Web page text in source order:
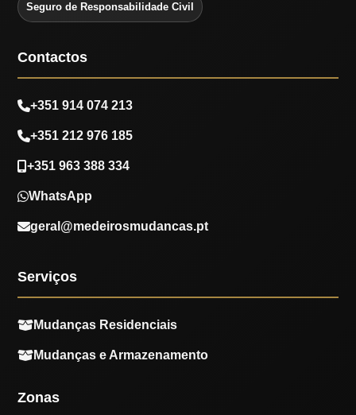
Seguro de Responsabilidade Civil
Contactos
+351 914 074 213
+351 212 976 185
+351 963 388 334
WhatsApp
geral@medeirosmudancas.pt
Serviços
Mudanças Residenciais
Mudanças e Armazenamento
Zonas